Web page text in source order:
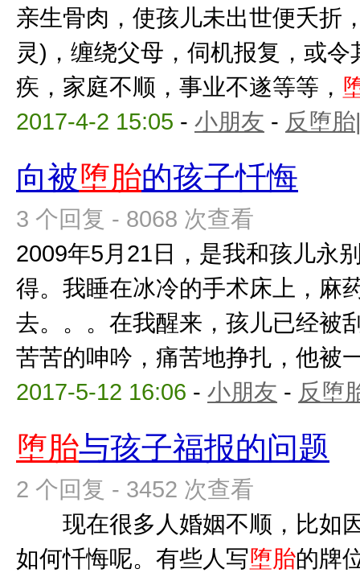
亲生骨肉，使孩儿未出世便夭折
灵)，缠绕父母，伺机报复，或
疾，家庭不顺，事业不遂等等，
2017-4-2 15:05 - 小朋友 - 反堕
向被堕胎的孩子忏悔
3 个回复 - 8068 次查看
2009年5月21日，是我和孩儿永
得。我睡在冰冷的手术床上，麻
去。。。在我醒来，孩儿已经被
苦苦的呻吟，痛苦地挣扎，他被
2017-5-12 16:06 - 小朋友 - 反堕
堕胎与孩子福报的问题
2 个回复 - 3452 次查看
现在很多人婚姻不顺，比如
如何忏悔呢。有些人写堕胎的牌